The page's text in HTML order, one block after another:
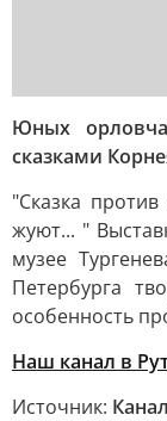
Юных
сказками
"Сказка
жуют... "
музее
Петербурга
особенность
Наш канал в
Источник: